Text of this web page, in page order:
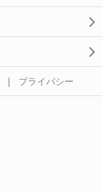
| プライバシー